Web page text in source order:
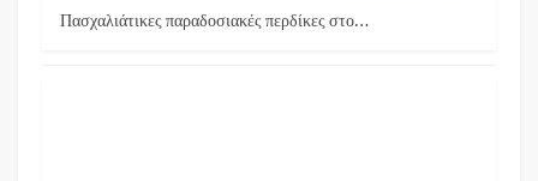
Πασχαλιάτικες παραδοσιακές περδίκες στο…